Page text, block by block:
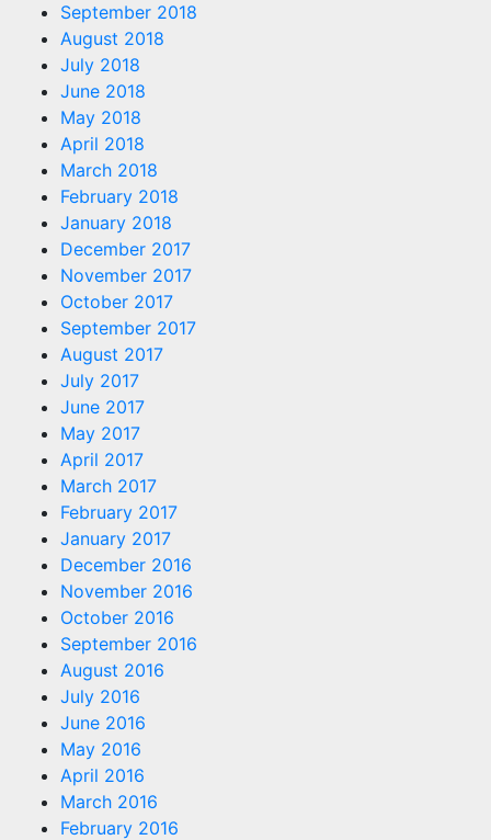
September 2018
August 2018
July 2018
June 2018
May 2018
April 2018
March 2018
February 2018
January 2018
December 2017
November 2017
October 2017
September 2017
August 2017
July 2017
June 2017
May 2017
April 2017
March 2017
February 2017
January 2017
December 2016
November 2016
October 2016
September 2016
August 2016
July 2016
June 2016
May 2016
April 2016
March 2016
February 2016